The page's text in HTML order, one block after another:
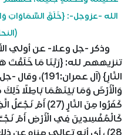
الله -عزوجل-: {خَلَقَ السَّمَاوَاتِ
وذكر -جل وعلا- عن أولي
تنزيههم لله: {رَبَّنَا مَا خَلَقْتَ
النَّارِ} (آل
وَالْأَرْضَ وَمَا بَيْنَهُمَا بَاطِلًا
كَفَرُوا مِنَ النَّارِِ